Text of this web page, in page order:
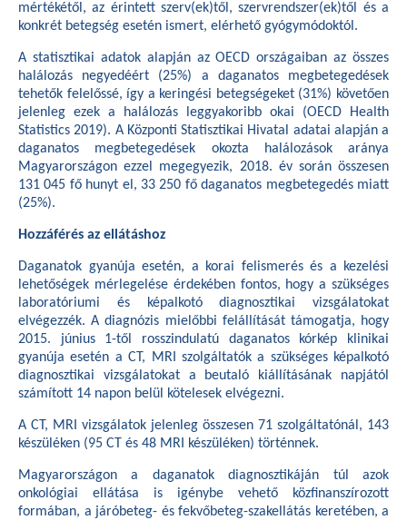
mértékétől, az érintett szerv(ek)től, szervrendszer(ek)től és a
konkrét betegség esetén ismert, elérhető gyógymódoktól.
A statisztikai adatok alapján az OECD országaiban az összes
halálozás negyedéért (25%) a daganatos megbetegedések
tehetők felelőssé, így a keringési betegségeket (31%) követően
jelenleg ezek a halálozás leggyakoribb okai (OECD Health
Statistics 2019). A Központi Statisztikai Hivatal adatai alapján a
daganatos megbetegedések okozta halálozások aránya
Magyarországon ezzel megegyezik, 2018. év során összesen
131 045 fő hunyt el, 33 250 fő daganatos megbetegedés miatt
(25%).
Hozzáférés az ellátáshoz
Daganatok gyanúja esetén, a korai felismerés és a kezelési
lehetőségek mérlegelése érdekében fontos, hogy a szükséges
laboratóriumi és képalkotó diagnosztikai vizsgálatokat
elvégezzék. A diagnózis mielőbbi felállítását támogatja, hogy
2015. június 1-től rosszindulatú daganatos kórkép klinikai
gyanúja esetén a CT, MRI szolgáltatók a szükséges képalkotó
diagnosztikai vizsgálatokat a beutaló kiállításának napjától
számított 14 napon belül kötelesek elvégezni.
A CT, MRI vizsgálatok jelenleg összesen 71 szolgáltatónál, 143
készüléken (95 CT és 48 MRI készüléken) történnek.
Magyarországon a daganatok diagnosztikáján túl azok
onkológiai ellátása is igénybe vehető közfinanszírozott
formában, a járóbeteg- és fekvőbeteg-szakellátás keretében, a